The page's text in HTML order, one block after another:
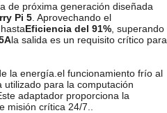
de próxima generación diseñada
Pi 5 . Aprovechando el
Eficiencia del 91% , superando
la salida es un requisito crítico para
la energía.el funcionamiento frío al
para la computación
adaptador proporciona la
crítica 24/7..